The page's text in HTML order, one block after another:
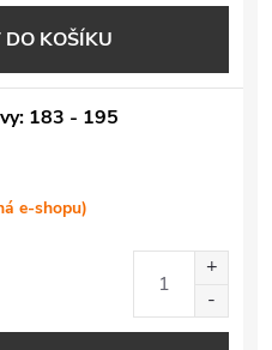
DO KOŠÍKU
183 - 195
e-shopu)